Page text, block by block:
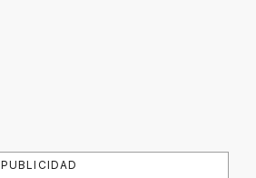
PUBLICIDAD